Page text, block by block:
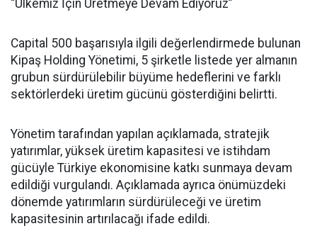
“Ülkemiz İçin Üretmeye Devam Ediyoruz”
Capital 500 başarısıyla ilgili değerlendirmede bulunan
Kipaş Holding Yönetimi, 5 şirketle listede yer almanın
grubun sürdürülebilir büyüme hedeflerini ve farklı
sektörlerdeki üretim gücünü gösterdiğini belirtti.
Yönetim tarafından yapılan açıklamada, stratejik
yatırımlar, yüksek üretim kapasitesi ve istihdam
gücüyle Türkiye ekonomisine katkı sunmaya devam
edildiği vurgulandı. Açıklamada ayrıca önümüzdeki
dönemde yatırımların sürdürüleceği ve üretim
kapasitesinin artırılacağı ifade edildi.